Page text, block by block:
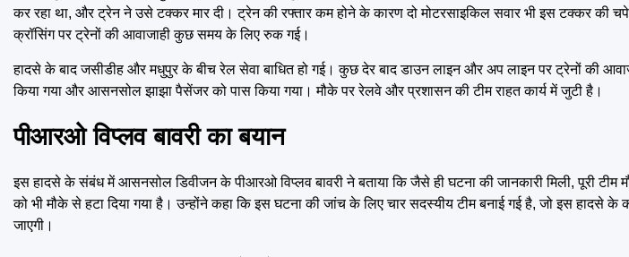
कर रहा था, और ट्रेन ने उसे टक्कर मार दी। ट्रेन की रफ्तार कम होने के कारण दो मोटरसाइकिल सवार भी इस टक्कर की
क्रॉसिंग पर ट्रेनों की आवाजाही कुछ समय के लिए रुक गई।
हादसे के बाद जसीडीह और मधुपुर के बीच रेल सेवा बाधित हो गई। कुछ देर बाद डाउन लाइन और अप लाइन पर ट्रेनों की
किया गया और आसनसोल झाझा पैसेंजर को पास किया गया। मौके पर रेलवे और प्रशासन की टीम राहत कार्य में जुटी है।
पीआरओ विप्लव बावरी का बयान
इस हादसे के संबंध में आसनसोल डिवीजन के पीआरओ विप्लव बावरी ने बताया कि जैसे ही घटना की जानकारी मिली, पूरी
को भी मौके से हटा दिया गया है। उन्होंने कहा कि इस घटना की जांच के लिए चार सदस्यीय टीम बनाई गई है, जो इस हादसे के
जाएगी।